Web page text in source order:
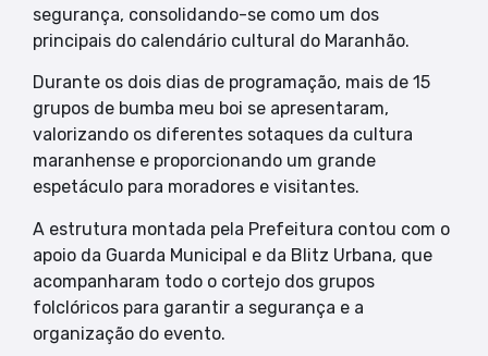
segurança, consolidando-se como um dos
principais do calendário cultural do Maranhão.
Durante os dois dias de programação, mais de 15
grupos de bumba meu boi se apresentaram,
valorizando os diferentes sotaques da cultura
maranhense e proporcionando um grande
espetáculo para moradores e visitantes.
A estrutura montada pela Prefeitura contou com o
apoio da Guarda Municipal e da Blitz Urbana, que
acompanharam todo o cortejo dos grupos
folclóricos para garantir a segurança e a
organização do evento.